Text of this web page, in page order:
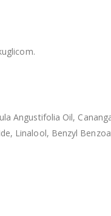
Angustifolia Oil,
Linalool, Benzyl